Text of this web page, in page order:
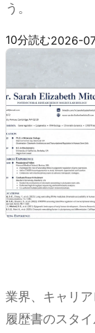
う。
10分読む2026-
業界、キャリ
履歴書のスタ